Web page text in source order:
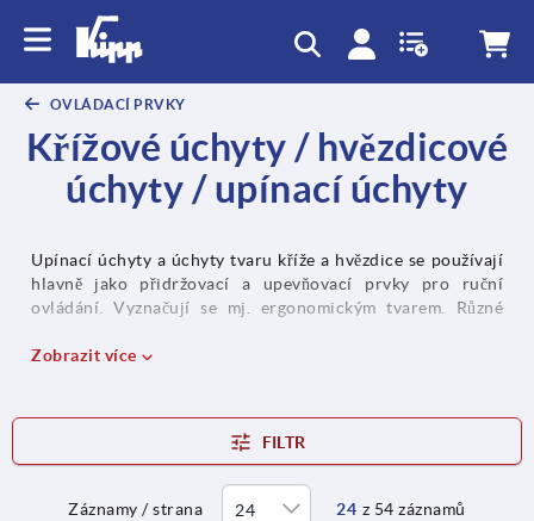
OVLÁDACÍ PRVKY
Křížové úchyty / hvězdicové
úchyty / upínací úchyty
Upínací úchyty a úchyty tvaru kříže a hvězdice se používají
hlavně jako přidržovací a upevňovací prvky pro ruční
ovládání. Vyznačují se mj. ergonomickým tvarem. Různé
strojírenství a v chemickém průmyslu.
Zobrazit více
FILTR
Záznamy / strana 24 z 54 záznamů